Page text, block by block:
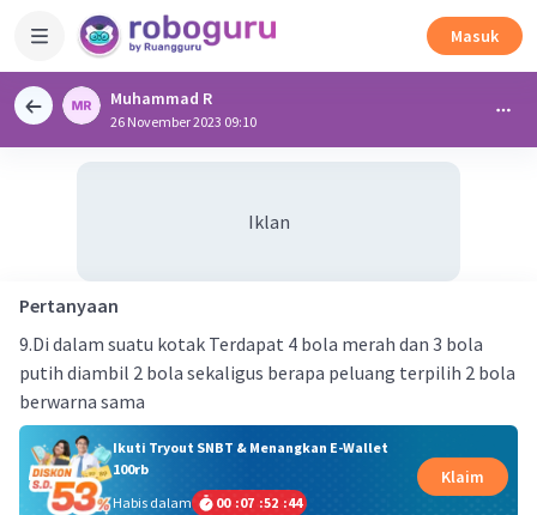
Masuk
Muhammad R
26 November 2023 09:10
Iklan
Pertanyaan
9.Di dalam suatu kotak Terdapat 4 bola merah dan 3 bola
putih diambil 2 bola sekaligus berapa peluang terpilih 2 bola
berwarna sama
Ikuti Tryout SNBT & Menangkan E-Wallet
100rb
Habis dalam
00 :07 :52 :44
Klaim